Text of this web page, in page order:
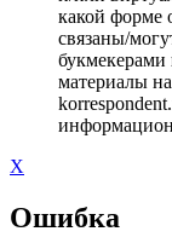
какой форме
связаны/
букмекерами
материалы
X
Ошибка